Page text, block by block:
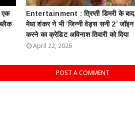
एक
Entertainment : त्रिप्ती डिमरी के बाद,
मेधा शंकर ने भी ‘जिन्नी वेड्स सनी 2’ जॉइन
करने का क्रेडिट अविनाश तिवारी को दिया
April 22, 2026
POST A COMMENT